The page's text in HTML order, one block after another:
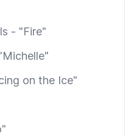
- "Fire"
on the Ice"